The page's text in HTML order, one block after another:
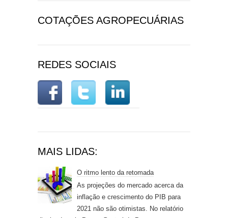
COTAÇÕES AGROPECUÁRIAS
REDES SOCIAIS
MAIS LIDAS:
O ritmo lento da retomada
As projeções do mercado acerca da
inflação e crescimento do PIB para
2021 não são otimistas. No relatório